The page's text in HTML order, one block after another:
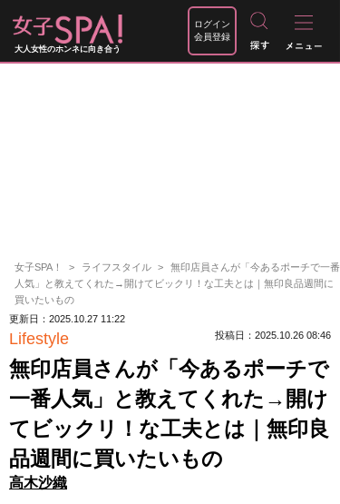
大人女性のホンネに向き合う
ログイン
会員登録
女子SPA！ ライフスタイル
無印店員さんが「今あるポーチで一番
人気」と教えてくれた→開けてビックリ！な工夫とは｜無印良品週間に
買いたいもの
更新日：2025.10.27 11:22
Lifestyle 投稿日：2025.10.26 08:46
無印店員さんが「今あるポーチで
一番人気」と教えてくれた→開け
てビックリ！な工夫とは｜無印良
品週間に買いたいもの
高木沙織